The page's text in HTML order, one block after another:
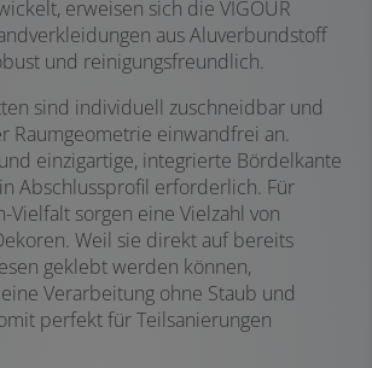
erweisen sich die VIGOUR
aus Aluverbundstoff
und reinigungsfreundlich.
sind individuell zuschneidbar und
Raumgeometrie einwandfrei an.
einzigartige, integrierte Bördelkante
Abschlussprofil erforderlich. Für
Vielfalt sorgen eine Vielzahl von
Weil sie direkt auf bereits
geklebt werden können,
Verarbeitung ohne Staub und
perfekt für Teilsanierungen